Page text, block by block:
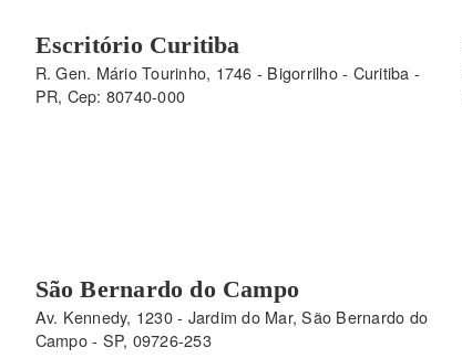
Escritório Curitiba
R. Gen. Mário Tourinho, 1746 - Bigorrilho - Curitiba -
PR, Cep: 80740-000
São Bernardo do Campo
Av. Kennedy, 1230 - Jardim do Mar, São Bernardo do
Campo - SP, 09726-253